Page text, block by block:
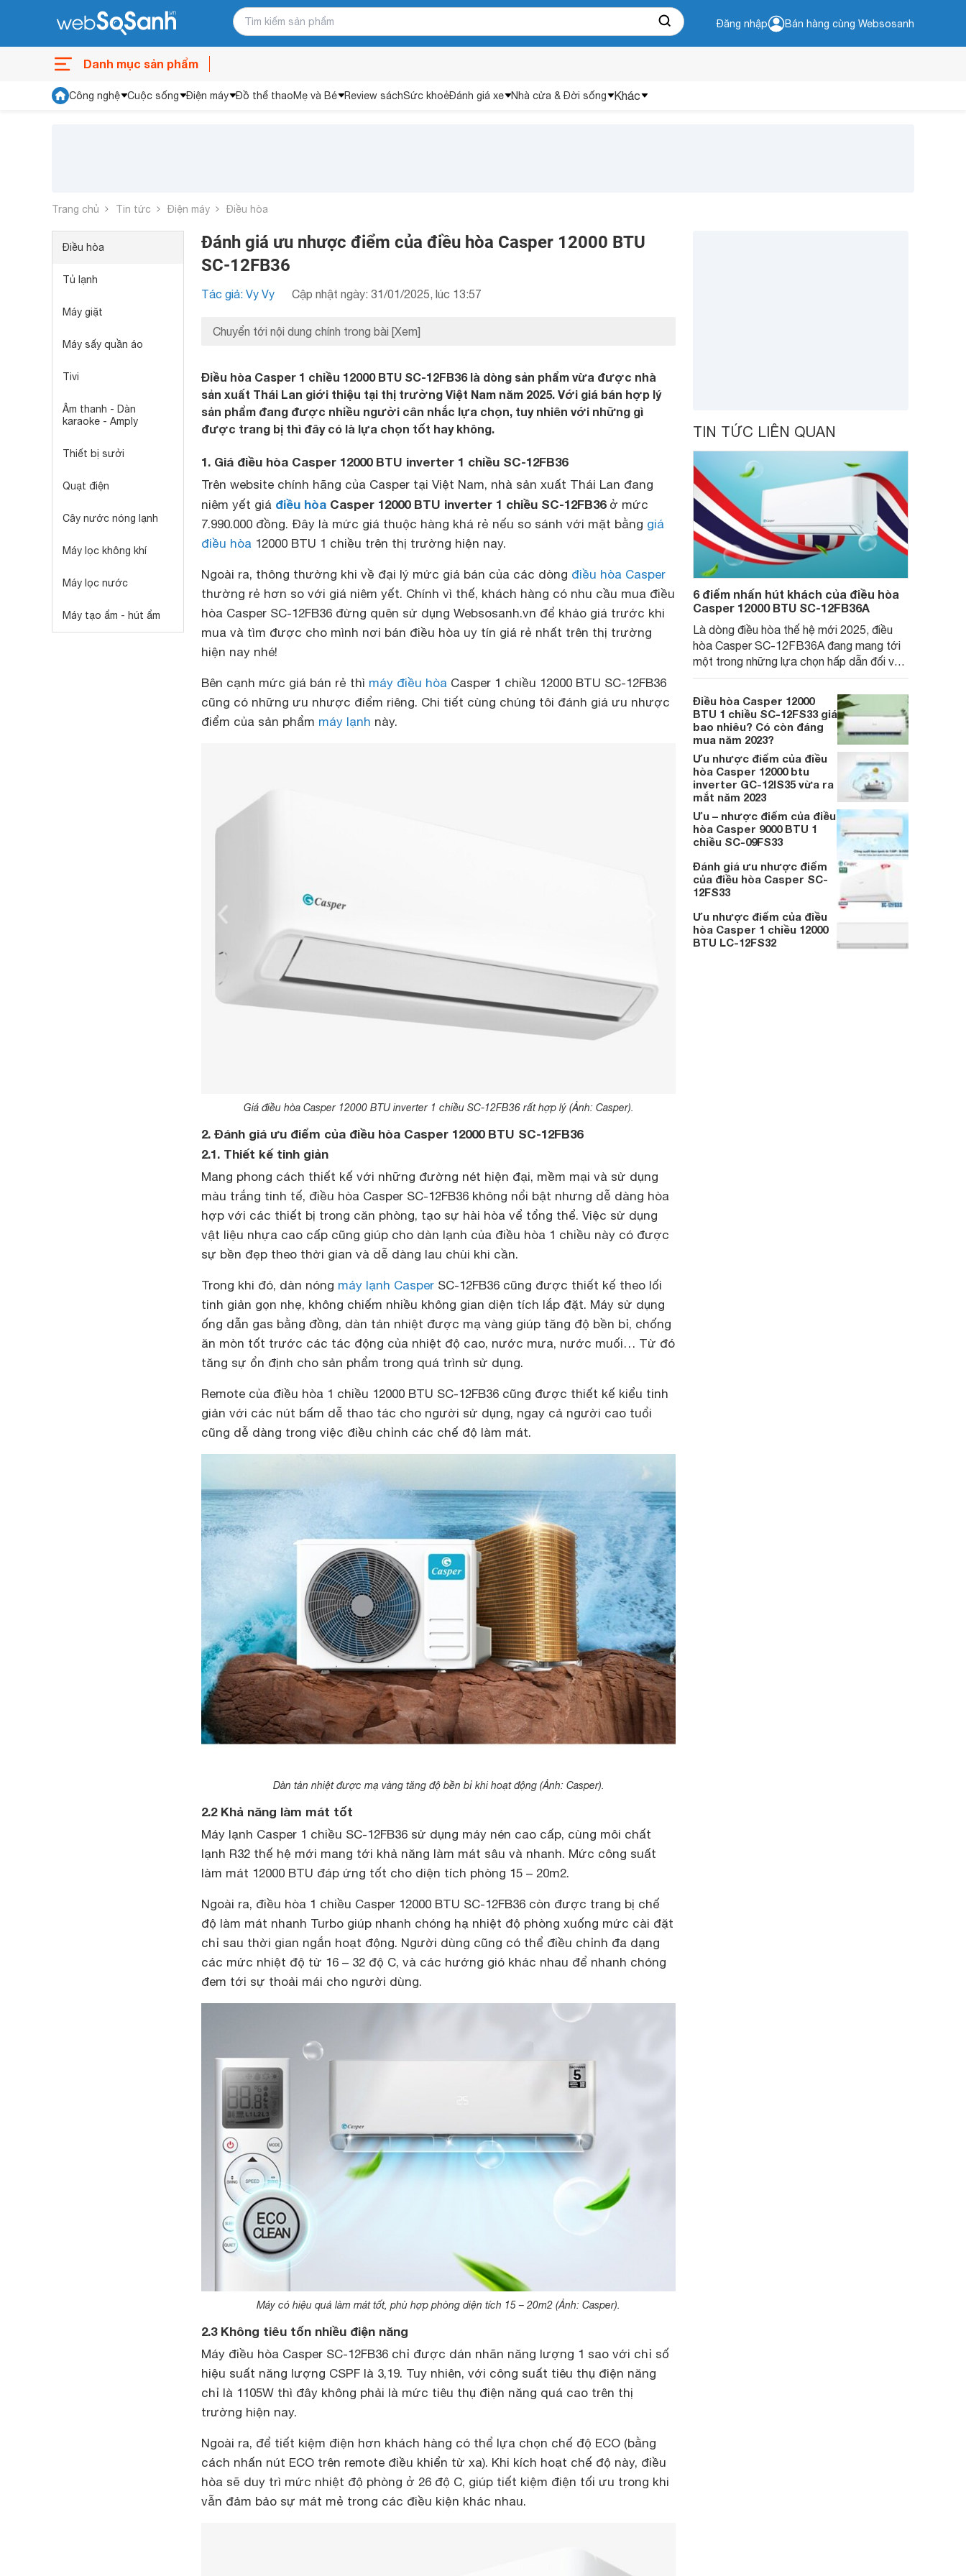
Đăng nhập Bán hàng cùng Websosanh
Danh mục sản phẩm
Công nghệ Cuộc sống Điện máy Đồ thể thaoMẹ và Bé Review sáchSức khoẻĐánh giá xe Nhà cửa & Đời sống Khác
Trang chủ Tin tức Điện máy Điều hòa
Điều hòa
Tủ lạnh
Máy giặt
Máy sấy quần áo
Tivi
Âm thanh - Dàn
karaoke - Amply
Thiết bị sưởi
Quạt điện
Cây nước nóng lạnh
Máy lọc không khí
Máy lọc nước
Máy tạo ẩm - hút ẩm
Đánh giá ưu nhược điểm của điều hòa Casper 12000 BTU
SC-12FB36
Tác giả: Vy Vy Cập nhật ngày: 31/01/2025, lúc 13:57
Chuyển tới nội dung chính trong bài [Xem]
Điều hòa Casper 1 chiều 12000 BTU SC-12FB36 là dòng sản phẩm vừa được nhà
sản xuất Thái Lan giới thiệu tại thị trường Việt Nam năm 2025. Với giá bán hợp lý
sản phẩm đang được nhiều người cân nhắc lựa chọn, tuy nhiên với những gì
được trang bị thì đây có là lựa chọn tốt hay không.
1. Giá điều hòa Casper 12000 BTU inverter 1 chiều SC-12FB36
Trên website chính hãng của Casper tại Việt Nam, nhà sản xuất Thái Lan đang
niêm yết giá điều hòa Casper 12000 BTU inverter 1 chiều SC-12FB36ở mức
7.990.000 đồng. Đây là mức giá thuộc hàng khá rẻ nếu so sánh với mặt bằng giá
điều hòa 12000 BTU 1 chiều trên thị trường hiện nay.
Ngoài ra, thông thường khi về đại lý mức giá bán của các dòng điều hòa Casper
thường rẻ hơn so với giá niêm yết. Chính vì thế, khách hàng có nhu cầu mua điều
hòa Casper SC-12FB36 đừng quên sử dụng Websosanh.vn để khảo giá trước khi
mua và tìm được cho mình nơi bán điều hòa uy tín giá rẻ nhất trên thị trường
hiện nay nhé!
Bên cạnh mức giá bán rẻ thì máy điều hòa Casper 1 chiều 12000 BTU SC-12FB36
cũng có những ưu nhược điểm riêng. Chi tiết cùng chúng tôi đánh giá ưu nhược
điểm của sản phẩm máy lạnh này.
Giá điều hòa Casper 12000 BTU inverter 1 chiều SC-12FB36 rất hợp lý (Ảnh: Casper).
2. Đánh giá ưu điểm của điều hòa Casper 12000 BTU SC-12FB36
2.1. Thiết kế tinh giản
Mang phong cách thiết kế với những đường nét hiện đại, mềm mại và sử dụng
màu trắng tinh tế, điều hòa Casper SC-12FB36 không nổi bật nhưng dễ dàng hòa
hợp với các thiết bị trong căn phòng, tạo sự hài hòa vể tổng thể. Việc sử dụng
vật liệu nhựa cao cấp cũng giúp cho dàn lạnh của điều hòa 1 chiều này có được
sự bền đẹp theo thời gian và dễ dàng lau chùi khi cần.
Trong khi đó, dàn nóng máy lạnh Casper SC-12FB36 cũng được thiết kế theo lối
tinh giản gọn nhẹ, không chiếm nhiều không gian diện tích lắp đặt. Máy sử dụng
ống dẫn gas bằng đồng, dàn tản nhiệt được mạ vàng giúp tăng độ bền bỉ, chống
ăn mòn tốt trước các tác động của nhiệt độ cao, nước mưa, nước muối… Từ đó
tăng sự ổn định cho sản phẩm trong quá trình sử dụng.
Remote của điều hòa 1 chiều 12000 BTU SC-12FB36 cũng được thiết kế kiểu tinh
giản với các nút bấm dễ thao tác cho người sử dụng, ngay cả người cao tuổi
cũng dễ dàng trong việc điều chỉnh các chế độ làm mát.
Dàn tản nhiệt được mạ vàng tăng độ bền bỉ khi hoạt động (Ảnh: Casper).
2.2 Khả năng làm mát tốt
Máy lạnh Casper 1 chiều SC-12FB36 sử dụng máy nén cao cấp, cùng môi chất
lạnh R32 thế hệ mới mang tới khả năng làm mát sâu và nhanh. Mức công suất
làm mát 12000 BTU đáp ứng tốt cho diện tích phòng 15 – 20m2.
Ngoài ra, điều hòa 1 chiều Casper 12000 BTU SC-12FB36 còn được trang bị chế
độ làm mát nhanh Turbo giúp nhanh chóng hạ nhiệt độ phòng xuống mức cài đặt
chỉ sau thời gian ngắn hoạt động. Người dùng cũng có thể điều chỉnh đa dạng
các mức nhiệt độ từ 16 – 32 độ C, và các hướng gió khác nhau để nhanh chóng
đem tới sự thoải mái cho người dùng.
Máy có hiệu quả làm mát tốt, phù hợp phòng diện tích 15 – 20m2 (Ảnh: Casper).
2.3 Không tiêu tốn nhiều điện năng
Máy điều hòa Casper SC-12FB36 chỉ được dán nhãn năng lượng 1 sao với chỉ số
hiệu suất năng lượng CSPF là 3,19. Tuy nhiên, với công suất tiêu thụ điện năng
chỉ là 1105W thì đây không phải là mức tiêu thụ điện năng quá cao trên thị
trường hiện nay.
Ngoài ra, để tiết kiệm điện hơn khách hàng có thể lựa chọn chế độ ECO (bằng
cách nhấn nút ECO trên remote điều khiển từ xa). Khi kích hoạt chế độ này, điều
hòa sẽ duy trì mức nhiệt độ phòng ở 26 độ C, giúp tiết kiệm điện tối ưu trong khi
vẫn đảm bảo sự mát mẻ trong các điều kiện khác nhau.
TIN TỨC LIÊN QUAN
6 điểm nhấn hút khách của điều hòa
Casper 12000 BTU SC-12FB36A
Là dòng điều hòa thế hệ mới 2025, điều
hòa Casper SC-12FB36A đang mang tới
một trong những lựa chọn hấp dẫn đối với
khách hàng nhờ việc tích hợp hàng loạt
các tính năng ấn tượng.
Điều hòa Casper 12000
BTU 1 chiều SC-12FS33 giá
bao nhiêu? Có còn đáng
mua năm 2023?
Ưu nhược điểm của điều
hòa Casper 12000 btu
inverter GC-12IS35 vừa ra
mắt năm 2023
Ưu – nhược điểm của điều
hòa Casper 9000 BTU 1
chiều SC-09FS33
Đánh giá ưu nhược điểm
của điều hòa Casper SC-
12FS33
Ưu nhược điểm của điều
hòa Casper 1 chiều 12000
BTU LC-12FS32